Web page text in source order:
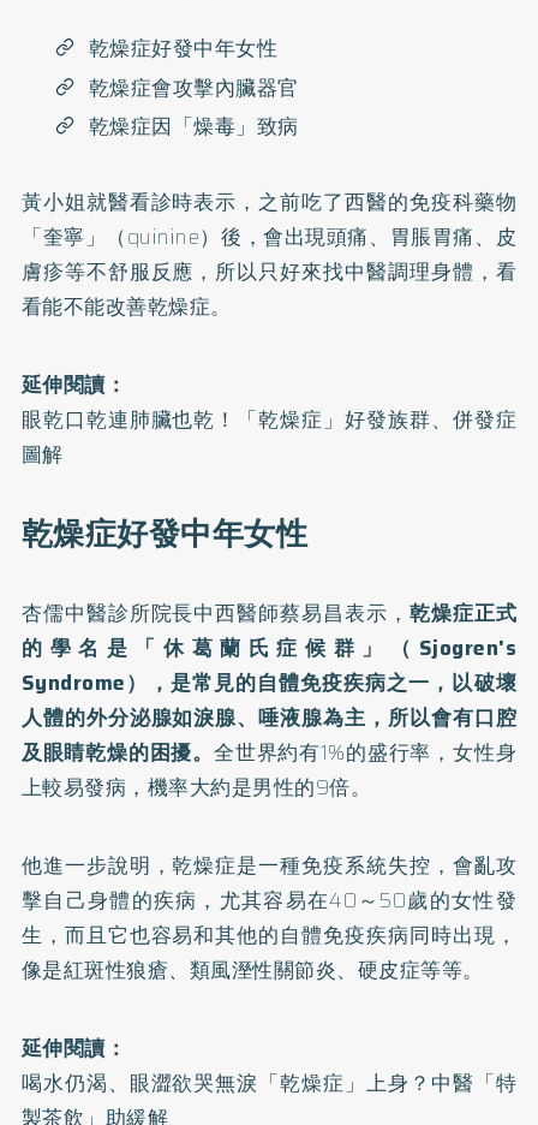
乾燥症好發中年女性
乾燥症會攻擊內臟器官
乾燥症因「燥毒」致病
黃小姐就醫看診時表示，之前吃了西醫的免疫科藥物
「奎寧」（quinine）後，會出現頭痛、胃脹胃痛、皮
膚疹等不舒服反應，所以只好來找中醫調理身體，看
看能不能改善乾燥症。
延伸閱讀：
眼乾口乾連肺臟也乾！「乾燥症」好發族群、併發症
圖解
乾燥症好發中年女性
杏儒中醫診所院長中西醫師蔡易昌表示， 乾燥症正式
的學名是「休葛蘭氏症候群」（Sjogren's
Syndrome），是常見的自體免疫疾病之一，以破壞
人體的外分泌腺如淚腺、唾液腺為主，所以會有口腔
及眼睛乾燥的困擾。 全世界約有1%的盛行率，女性身
上較易發病，機率大約是男性的9倍。
他進一步說明，乾燥症是一種免疫系統失控，會亂攻
擊自己身體的疾病，尤其容易在40～50歲的女性發
生，而且它也容易和其他的自體免疫疾病同時出現，
像是紅斑性狼瘡、類風溼性關節炎、硬皮症等等。
延伸閱讀：
喝水仍渴、眼澀欲哭無淚「乾燥症」上身？中醫「特
製茶飲」助緩解